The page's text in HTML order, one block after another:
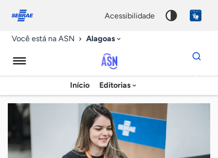
conosco
acessibilidade
Você está na ASN Alagoas
Agência
Sebrae
de
Notícias
Início Editorias
Dados
para
chave